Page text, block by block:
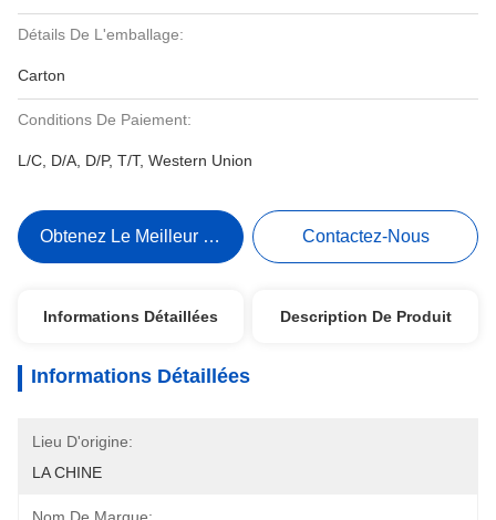
Détails De L'emballage:
Carton
Conditions De Paiement:
L/C, D/A, D/P, T/T, Western Union
Obtenez Le Meilleur Prix Contactez-Nous
Informations Détaillées Description De Produit
Informations Détaillées
Lieu D'origine:
LA CHINE